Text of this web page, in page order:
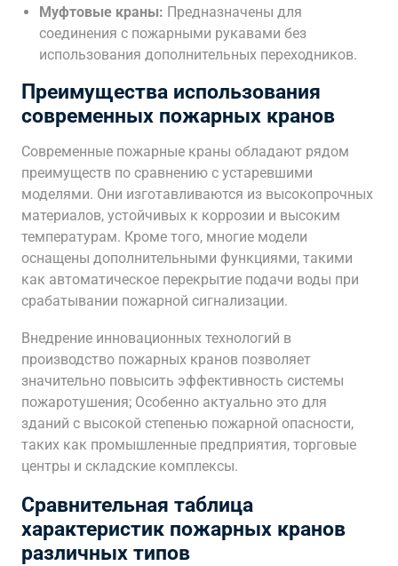
Муфтовые краны: Предназначены для
соединения с пожарными рукавами без
использования дополнительных переходников.
Преимущества использования
современных пожарных кранов
Современные пожарные краны обладают рядом
преимуществ по сравнению с устаревшими
моделями. Они изготавливаются из высокопрочных
материалов, устойчивых к коррозии и высоким
температурам. Кроме того, многие модели
оснащены дополнительными функциями, такими
как автоматическое перекрытие подачи воды при
срабатывании пожарной сигнализации.
Внедрение инновационных технологий в
производство пожарных кранов позволяет
значительно повысить эффективность системы
пожаротушения; Особенно актуально это для
зданий с высокой степенью пожарной опасности,
таких как промышленные предприятия, торговые
центры и складские комплексы.
Сравнительная таблица
характеристик пожарных кранов
различных типов